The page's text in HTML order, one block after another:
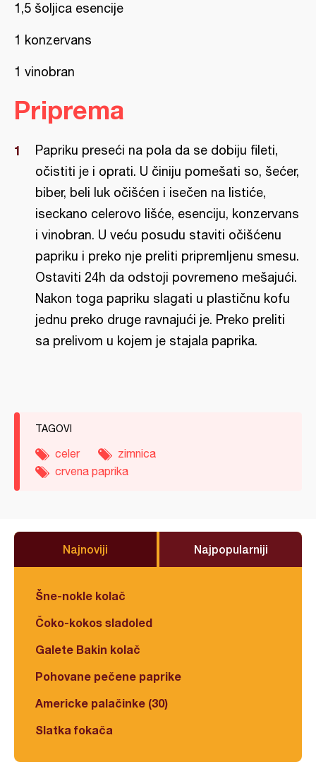
1,5 šoljica esencije
1 konzervans
1 vinobran
Priprema
Papriku preseći na pola da se dobiju fileti,
očistiti je i oprati. U činiju pomešati so, šećer,
biber, beli luk očišćen i isečen na listiće,
iseckano celerovo lišće, esenciju, konzervans
i vinobran. U veću posudu staviti očišćenu
papriku i preko nje preliti pripremljenu smesu.
Ostaviti 24h da odstoji povremeno mešajući.
Nakon toga papriku slagati u plastičnu kofu
jednu preko druge ravnajući je. Preko preliti
sa prelivom u kojem je stajala paprika.
TAGOVI
celer
zimnica
crvena paprika
Najnoviji Najpopularniji
Šne-nokle kolač
Čoko-kokos sladoled
Galete Bakin kolač
Pohovane pečene paprike
Americke palačinke (30)
Slatka fokača